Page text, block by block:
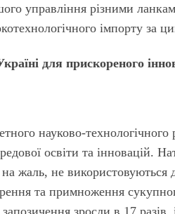
управління різними
імпорту за
для прискореного
науково-
освіти та інновацій.
жаль, не використовуються
та примноження